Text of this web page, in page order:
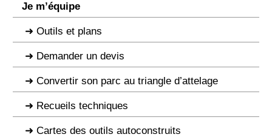
Je m’équipe
Outils et plans
Demander un devis
Convertir son parc au triangle d’attelage
Recueils techniques
Cartes des outils autoconstruits